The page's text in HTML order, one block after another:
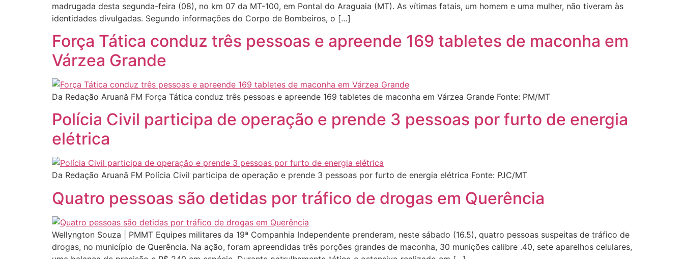
madrugada desta segunda-feira (08), no km 07 da MT-100, em Pontal do Araguaia (MT). As vítimas fatais, um homem e uma mulher, não tiveram às
identidades divulgadas. Segundo informações do Corpo de Bombeiros, o […]
Força Tática conduz três pessoas e apreende 169 tabletes de maconha em
Várzea Grande
Da Redação Aruanã FM Força Tática conduz três pessoas e apreende 169 tabletes de maconha em Várzea Grande Fonte: PM/MT
Polícia Civil participa de operação e prende 3 pessoas por furto de energia
elétrica
Da Redação Aruanã FM Polícia Civil participa de operação e prende 3 pessoas por furto de energia elétrica Fonte: PJC/MT
Quatro pessoas são detidas por tráfico de drogas em Querência
Wellyngton Souza | PMMT Equipes militares da 19ª Companhia Independente prenderam, neste sábado (16.5), quatro pessoas suspeitas de tráfico de
drogas, no município de Querência. Na ação, foram apreendidas três porções grandes de maconha, 30 munições calibre .40, sete aparelhos celulares,